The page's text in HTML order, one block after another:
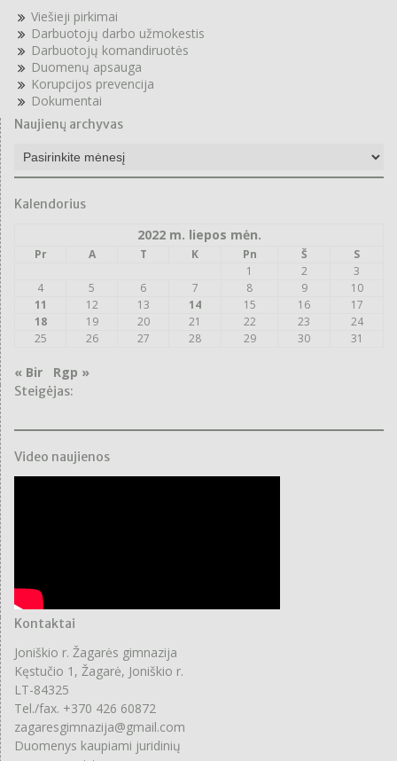
Viešieji pirkimai
Darbuotojų darbo užmokestis
Darbuotojų komandiruotės
Duomenų apsauga
Korupcijos prevencija
Dokumentai
Naujienų archyvas
archyvas
Kalendorius
2022 m. liepos mėn.
Pr A T K Pn Š
S
1
2
3
4
5 6 7 8 9
10
11
12 13 14 15 16
17
18
19 20 21 22 23
24
25
26 27 28 29 30 31
« Bir Rgp »
Steigėjas:
Video naujienos
Kontaktai
Joniškio r. Žagarės gimnazija
Kęstučio 1, Žagarė, Joniškio r.
LT-84325
Tel./fax. +370 426 60872
zagaresgimnazija@gmail.com
Duomenys kaupiami juridinių